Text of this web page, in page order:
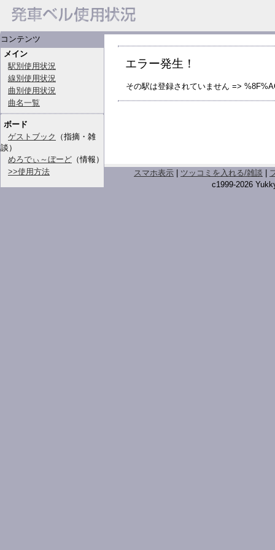
コンテンツ
メイン
駅別使用状況
線別使用状況
曲別使用状況
曲名一覧
ボード
ゲストブック
（指摘・雑
談）
めろでぃ～ぼーど （情報）
>>使用方法
エラー発生！
その駅は登録されていません =>
スマホ表示 ツッコミを入れる/雑談
c1999-2026